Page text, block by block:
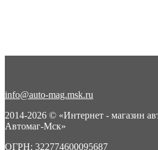
info@auto-mag.msk.ru
2014-2026 © «Интернет - магазин
Автомаг-Мск»
ОГРН: 322774600095687